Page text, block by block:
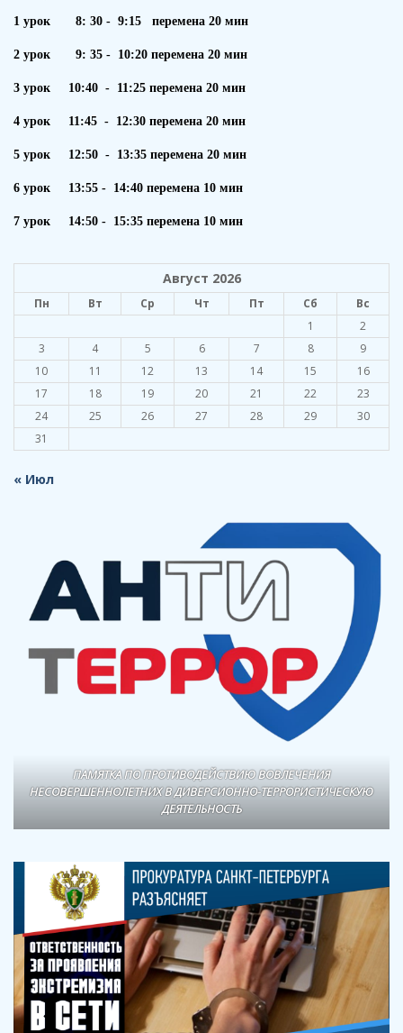
1 урок 8: 30 - 9:15 перемена 20 мин
2 урок 9: 35 - 10:20 перемена 20 мин
3 урок 10:40 - 11:25 перемена 20 мин
4 урок 11:45 - 12:30 перемена 20 мин
5 урок 12:50 - 13:35 перемена 20 мин
6 урок 13:55 - 14:40 перемена 10 мин
7 урок 14:50 - 15:35 перемена 10 мин
Август 2026
Пн Вт Ср Чт Пт Сб
Вс
1
2
3
4 5 6 7 8
9
10
11 12 13 14 15
16
17
18 19 20 21 22
23
24
25 26 27 28 29
30
31
« Июл
ПАМЯТКА ПО ПРОТИВОДЕЙСТВИЮ ВОВЛЕЧЕНИЯ
НЕСОВЕРШЕННОЛЕТНИХ В ДИВЕРСИОННО-ТЕРРОРИСТИЧЕСКУЮ
ДЕЯТЕЛЬНОСТЬ